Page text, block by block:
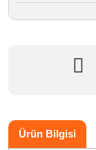
Ürün Bilgisi